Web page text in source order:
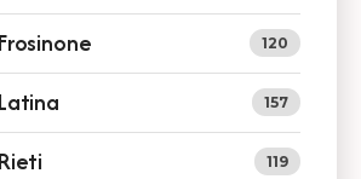
120
157
119